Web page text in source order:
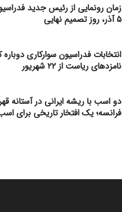
زمان رونمایی از رئیس جدید
۵ آذر، روز تصمیم نهایی
انتخابات فدراسیون سوارکاری دوباره
نامزدهای ریاست از ۲۲ شهریور
دو اسب با ریشه ایرانی در آستانه
فرانسه؛ یک افتخار تاریخی برای